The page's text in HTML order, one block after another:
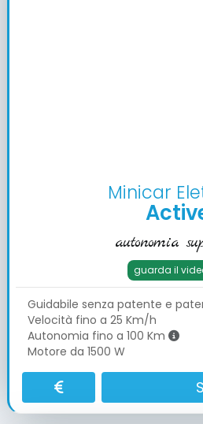
Minicar
autonomia
guarda il
Guidabile senza patente e
Velocità fino a 25 Km/h
Autonomia fino a 100 Km
Motore da 1500 W